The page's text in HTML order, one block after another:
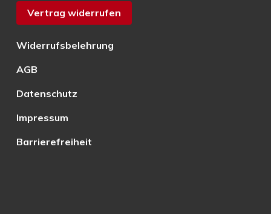
Vertrag widerrufen
Widerrufsbelehrung
AGB
Datenschutz
Impressum
Barrierefreiheit